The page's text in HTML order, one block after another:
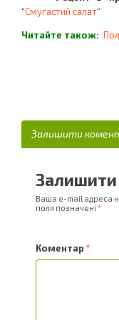
“Смугастий салат“
Читайте також:
Залишити
Залишити
Ваша e-mail адреса
поля позначені *
Коментар *